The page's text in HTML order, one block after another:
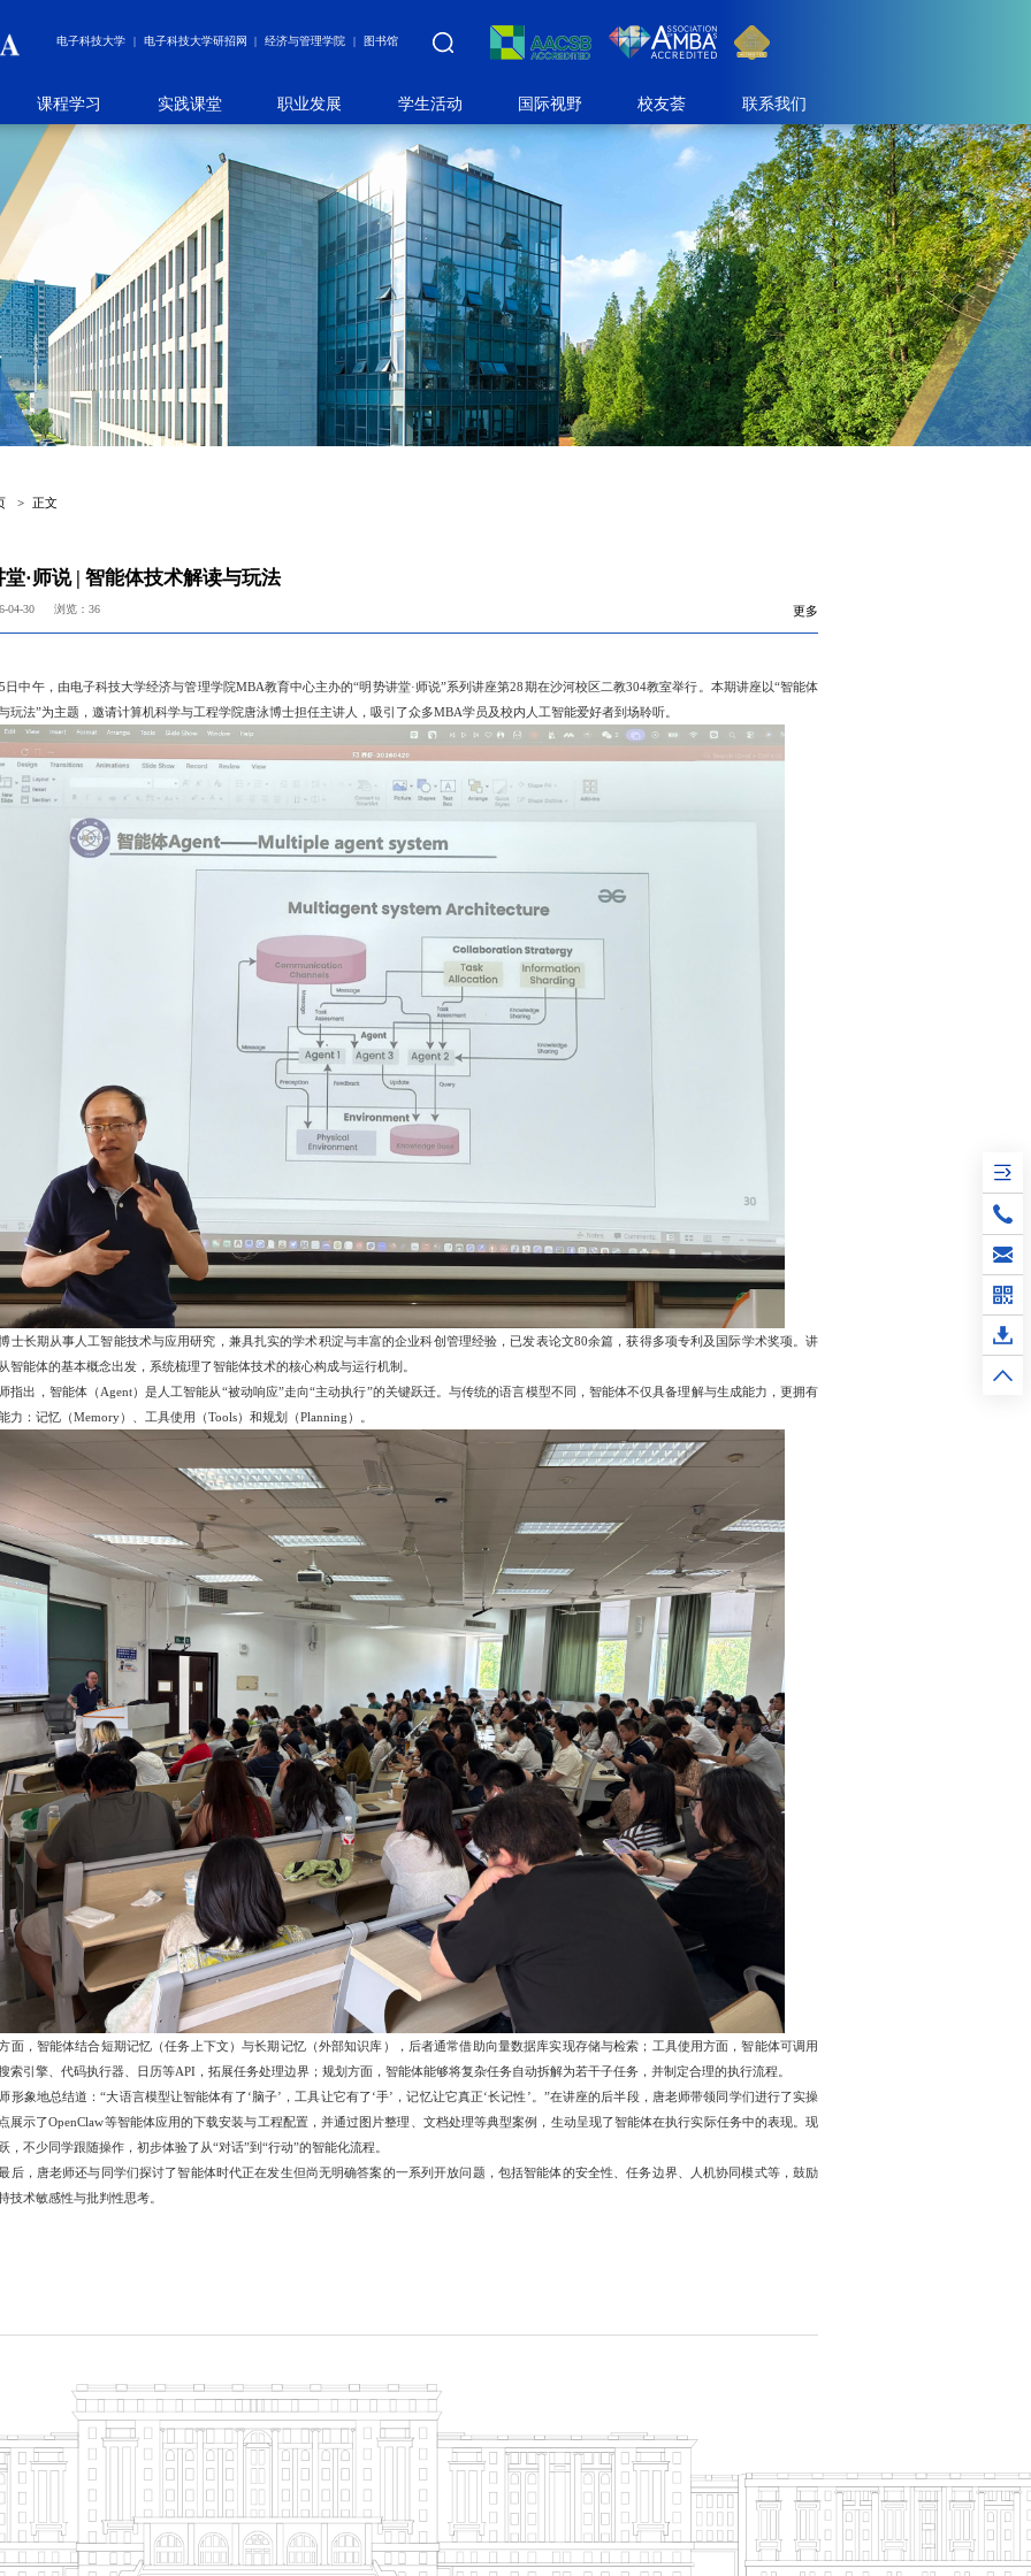
电子科技大学 电子科技大学研招网 经济与管理学院 图书馆
课程学习 实践课堂 职业发展 学生活动 国际视野 校友荟 联系我们
> 正文
·师说 | 智能体技术解读与玩法
04-30 浏览： 36 更多
日中午，由电子科技大学经济与管理学院MBA教育中心主办的“明势讲堂·师说”系列讲座第28期在沙河校区二教304教室举行。本期讲座以“智能体
玩法”为主题，邀请计算机科学与工程学院唐泳博士担任主讲人，吸引了众多MBA学员及校内人工智能爱好者到场聆听。
士长期从事人工智能技术与应用研究，兼具扎实的学术积淀与丰富的企业科创管理经验，已发表论文80余篇，获得多项专利及国际学术奖项。讲
智能体的基本概念出发，系统梳理了智能体技术的核心构成与运行机制。
指出，智能体（Agent）是人工智能从“被动响应”走向“主动执行”的关键跃迁。与传统的语言模型不同，智能体不仅具备理解与生成能力，更拥有
力：记忆（Memory）、工具使用（Tools）和规划（Planning）。
面，智能体结合短期记忆（任务上下文）与长期记忆（外部知识库），后者通常借助向量数据库实现存储与检索；工具使用方面，智能体可调用
索引擎、代码执行器、日历等API，拓展任务处理边界；规划方面，智能体能够将复杂任务自动拆解为若干子任务，并制定合理的执行流程。
形象地总结道：“大语言模型让智能体有了‘脑子’，工具让它有了‘手’，记忆让它真正‘长记性’。”在讲座的后半段，唐老师带领同学们进行了实操
展示了OpenClaw等智能体应用的下载安装与工程配置，并通过图片整理、文档处理等典型案例，生动呈现了智能体在执行实际任务中的表现。现
，不少同学跟随操作，初步体验了从“对话”到“行动”的智能化流程。
后，唐老师还与同学们探讨了智能体时代正在发生但尚无明确答案的一系列开放问题，包括智能体的安全性、任务边界、人机协同模式等，鼓励
技术敏感性与批判性思考。